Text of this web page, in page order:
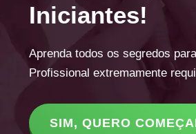
Iniciantes!
Aprenda todos os segredos
Profissional extremamente
SIM, QUERO